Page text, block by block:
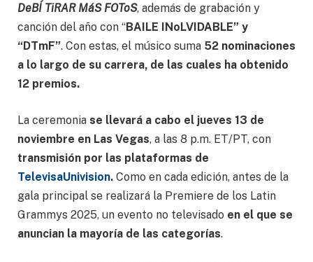
DeBÍ TiRAR MáS FOToS, además de grabación y
canción del año con “BAILE INoLVIDABLE” y
“DTmF”. Con estas, el músico suma 52 nominaciones
a lo largo de su carrera, de las cuales ha obtenido
12 premios.
La ceremonia se llevará a cabo el jueves 13 de
noviembre en Las Vegas, a las 8 p.m. ET/PT, con
transmisión por las plataformas de
TelevisaUnivision. Como en cada edición, antes de la
gala principal se realizará la Premiere de los Latin
Grammys 2025, un evento no televisado en el que se
anuncian la mayoría de las categorías.